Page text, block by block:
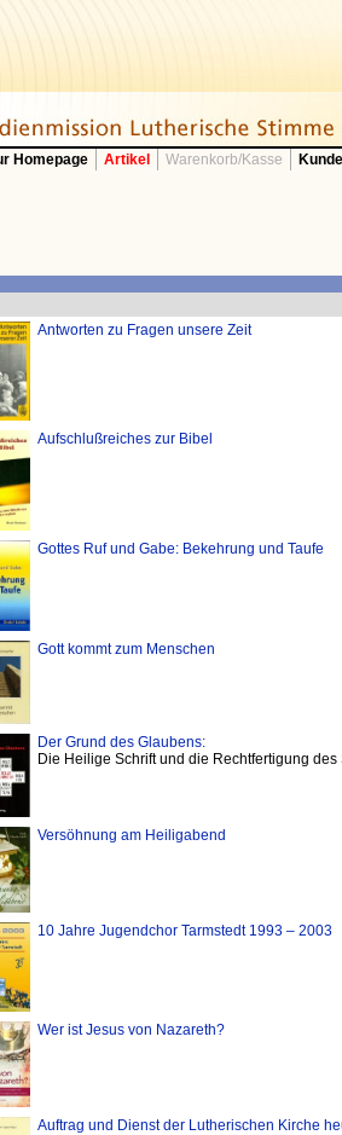
Homepage Artikel Warenkorb/Kasse
Antworten zu Fragen unsere Zeit
Aufschlußreiches zur Bibel
Gottes Ruf und Gabe: Bekehrung und Taufe
Gott kommt zum Menschen
Der Grund des Glaubens:
Die Heilige Schrift und die Rechtfertigung
Versöhnung am Heiligabend
10 Jahre Jugendchor Tarmstedt 1993 – 2003
Wer ist Jesus von Nazareth?
Auftrag und Dienst der Lutherischen Kirche